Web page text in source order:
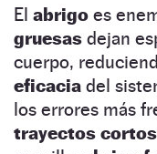
El abrigo es
gruesas dejan
cuerpo,
eficacia del
los errores más
trayectos